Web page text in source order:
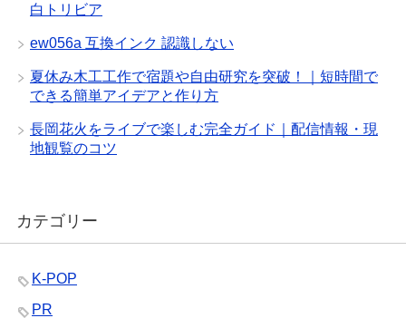
白トリビア
ew056a 互換インク 認識しない
夏休み木工工作で宿題や自由研究を突破！｜短時間で
できる簡単アイデアと作り方
長岡花火をライブで楽しむ完全ガイド｜配信情報・現
地観覧のコツ
カテゴリー
K-POP
PR